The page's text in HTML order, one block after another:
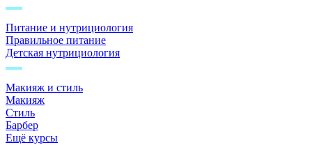
Питание и нутрициология
Правильное питание
Детская нутрициология
Макияж и стиль
Макияж
Стиль
Барбер
Ещё курсы